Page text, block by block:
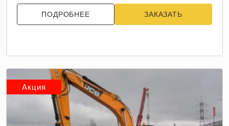
ПОДРОБНЕЕ ЗАКАЗАТЬ
Акция